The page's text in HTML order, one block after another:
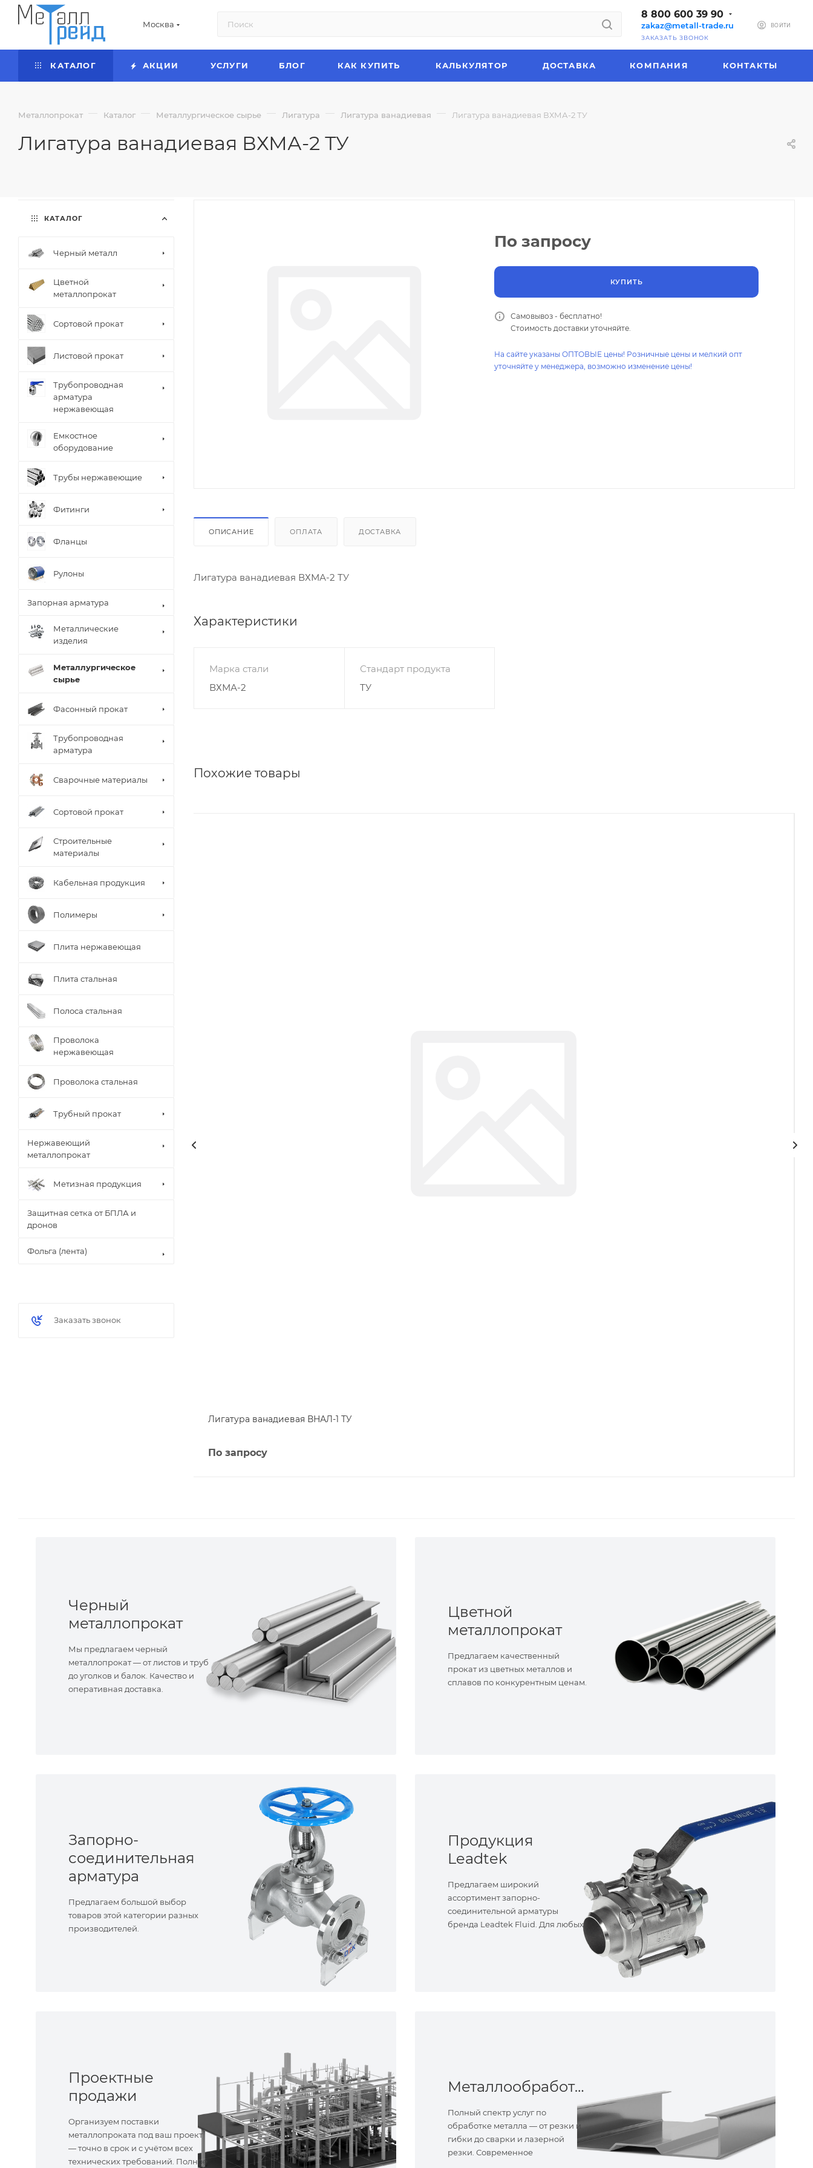
Москва
8 800 600 39 90
zakaz@metall-trade.ru
ЗАКАЗАТЬ ЗВОНОК
ВОЙТИ
КАТАЛОГ АКЦИИ УСЛУГИ БЛОГ КАК КУПИТЬ КАЛЬКУЛЯТОР ДОСТАВКА КОМПАНИЯ КОНТАКТЫ
Металлопрокат — Каталог — Металлургическое сырье — Лигатура — Лигатура ванадиевая — Лигатура ванадиевая ВХМА-2 ТУ
Лигатура ванадиевая ВХМА-2 ТУ
По запросу
КУПИТЬ
Самовывоз - бесплатно!
Стоимость доставки уточняйте.
На сайте указаны ОПТОВЫЕ цены! Розничные цены и мелкий опт
уточняйте у менеджера, возможно изменение цены!
ОПИСАНИЕ ОПЛАТА ДОСТАВКА
Лигатура ванадиевая ВХМА-2 ТУ
Характеристики
Марка стали
ВХМА-2
Стандарт продукта
ТУ
Похожие товары
Лигатура ванадиевая ВНАЛ-1 ТУ
По запросу
КАТАЛОГ
Черный металл
Цветной
металлопрокат
Сортовой прокат
Листовой прокат
Трубопроводная
арматура
нержавеющая
Емкостное
оборудование
Трубы нержавеющие
Фитинги
Фланцы
Рулоны
Запорная арматура
Металлические
изделия
Металлургическое
сырье
Фасонный прокат
Трубопроводная
арматура
Сварочные материалы
Сортовой прокат
Строительные
материалы
Кабельная продукция
Полимеры
Плита нержавеющая
Плита стальная
Полоса стальная
Проволока
нержавеющая
Проволока стальная
Трубный прокат
Нержавеющий
металлопрокат
Метизная продукция
Защитная сетка от БПЛА и
дронов
Фольга (лента)
Заказать звонок
Черный
металлопрокат
Мы предлагаем черный
металлопрокат — от листов и труб
до уголков и балок. Качество и
оперативная доставка.
Цветной
металлопрокат
Предлагаем качественный
прокат из цветных металлов и
сплавов по конкурентным ценам.
Запорно-
соединительная
арматура
Предлагаем большой выбор
товаров этой категории разных
производителей.
Продукция
Leadtek
Предлагаем широкий
ассортимент запорно-
соединительной арматуры
бренда Leadtek Fluid. Для любых
Проектные
продажи
Организуем поставки
металлопроката под ваш проект
— точно в срок и с учётом всех
технических требований. Полное
Металлообработка
Полный спектр услуг по
обработке металла — от резки и
гибки до сварки и лазерной
резки. Современное